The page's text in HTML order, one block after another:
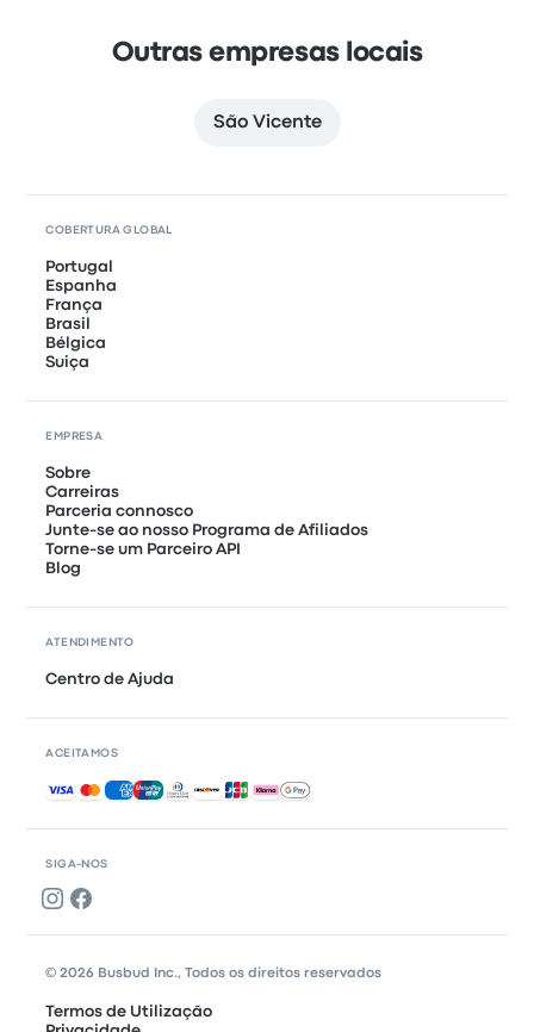
Outras empresas locais
São Vicente
SIGA-NOS
COBERTURA GLOBAL
Portugal
Espanha
França
Brasil
Bélgica
Suiça
EMPRESA
Sobre
Carreiras
Parceria connosco
Junte-se ao nosso Programa de Afiliados
Torne-se um Parceiro API
Blog
ATENDIMENTO
Centro de Ajuda
ACEITAMOS
Pagamentos aceites
© 2026 Busbud Inc., Todos os direitos reservados
Termos de Utilização